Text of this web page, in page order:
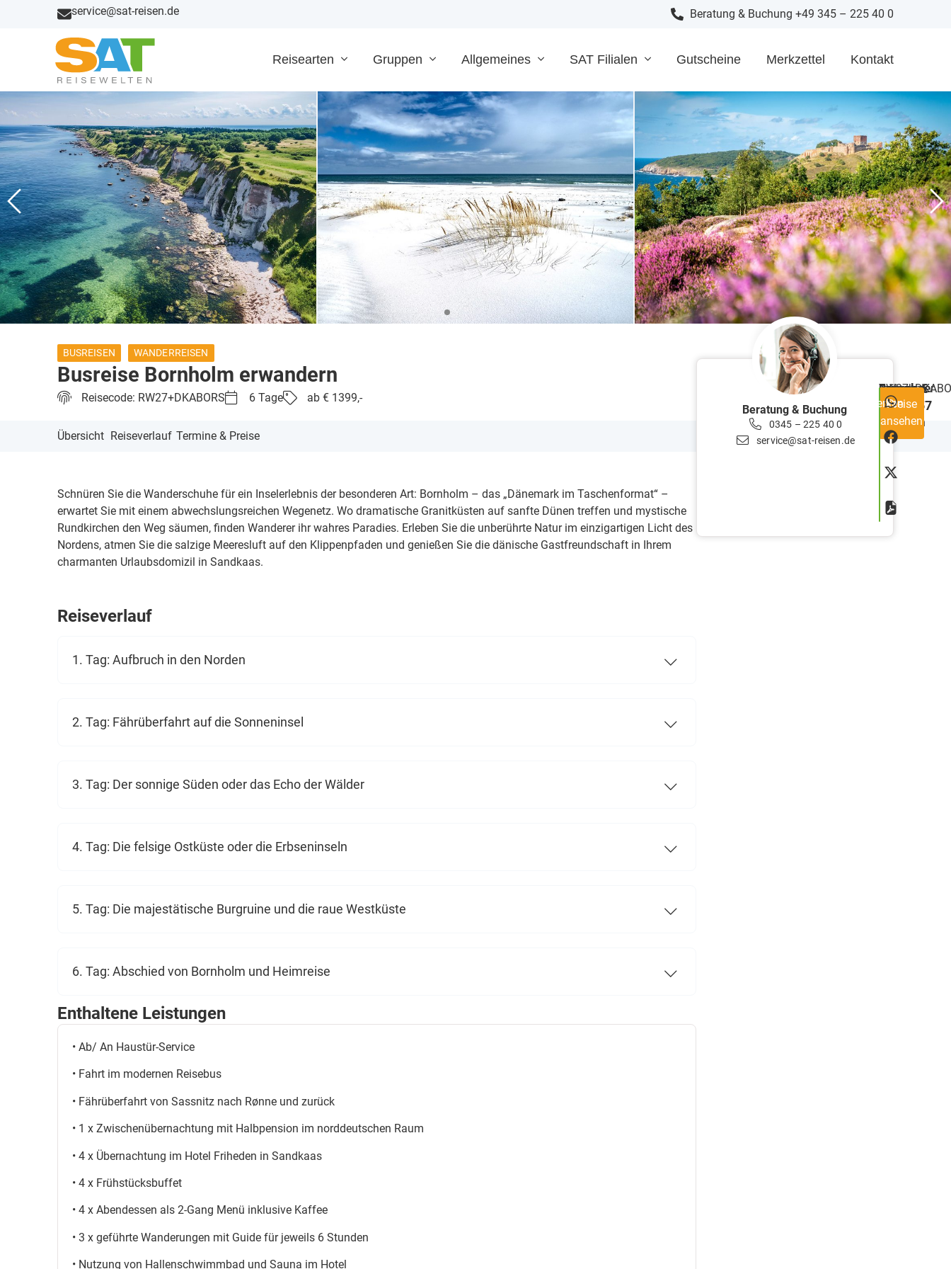
service@sat-reisen.de Beratung & Buchung +49 345 – 225 40 0
Reisearten Gruppen Allgemeines SAT Filialen Gutscheine Merkzettel Kontakt
BUSREISEN WANDERREISEN
Busreise Bornholm erwandern
Reisecode: RW27+DKABORS 6 Tage ab € 1399,-
Übersicht Reiseverlauf Termine & Preise
Schnüren Sie die Wanderschuhe für ein Inselerlebnis der besonderen Art: Bornholm – das „Dänemark im Taschenformat“ –
erwartet Sie mit einem abwechslungsreichen Wegenetz. Wo dramatische Granitküsten auf sanfte Dünen treffen und mystische
Rundkirchen den Weg säumen, finden Wanderer ihr wahres Paradies. Erleben Sie die unberührte Natur im einzigartigen Licht des
Nordens, atmen Sie die salzige Meeresluft auf den Klippenpfaden und genießen Sie die dänische Gastfreundschaft in Ihrem
charmanten Urlaubsdomizil in Sandkaas.
Reiseverlauf
1. Tag: Aufbruch in den Norden
2. Tag: Fährüberfahrt auf die Sonneninsel
3. Tag: Der sonnige Süden oder das Echo der Wälder
4. Tag: Die felsige Ostküste oder die Erbseninseln
5. Tag: Die majestätische Burgruine und die raue Westküste
6. Tag: Abschied von Bornholm und Heimreise
Enthaltene Leistungen
• Ab/ An Haustür-Service
• Fahrt im modernen Reisebus
• Fährüberfahrt von Sassnitz nach Rønne und zurück
• 1 x Zwischenübernachtung mit Halbpension im norddeutschen Raum
• 4 x Übernachtung im Hotel Friheden in Sandkaas
• 4 x Frühstücksbuffet
• 4 x Abendessen als 2-Gang Menü inklusive Kaffee
• 3 x geführte Wanderungen mit Guide für jeweils 6 Stunden
• Nutzung von Hallenschwimmbad und Sauna im Hotel
Beratung & Buchung
0345 – 225 40 0
service@sat-reisen.de
Reisecode
Dauer
6
Tage
Teilnehmer
min.
20
Personen
Preisab €
1357
Preise
ansehen
Merken